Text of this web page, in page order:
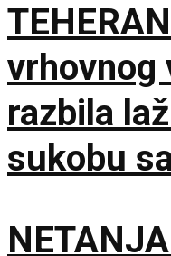
vrhovnog
razbila
sukobu